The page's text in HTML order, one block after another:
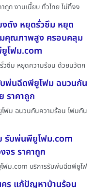
ก งานเนี๊ยบ ทั่วไทย ไม่ทิ้งง
ดัง หยุดรั่วซึม หยุด
คุณภาพสูง ครอบคลุม
โฟม.com
ซึม หยุดความร้อน ด้วยนวัตก
พ่นฉีดพียูโฟม ฉนวนกัน
ราคาถูก
ฟม ฉนวนกันความร้อน โฟมกัน
รับพ่นพียูโฟม.com
ร ราคาถูก
ฟม.com บริการรับพ่นฉีดพียูโฟ
ร แก้ปัญหาบ้านร้อน